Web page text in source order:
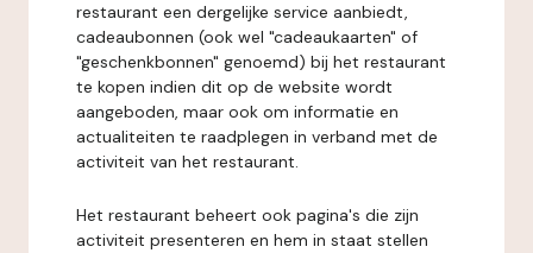
restaurant een dergelijke service aanbiedt,
cadeaubonnen (ook wel "cadeaukaarten" of
"geschenkbonnen" genoemd) bij het restaurant
te kopen indien dit op de website wordt
aangeboden, maar ook om informatie en
actualiteiten te raadplegen in verband met de
activiteit van het restaurant.
Het restaurant beheert ook pagina's die zijn
activiteit presenteren en hem in staat stellen